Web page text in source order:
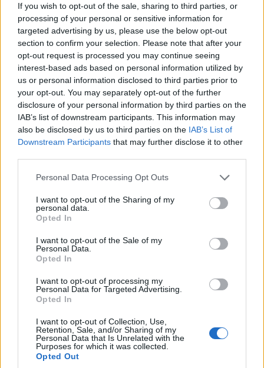
If you wish to opt-out of the sale, sharing to third parties, or
processing of your personal or sensitive information for
targeted advertising by us, please use the below opt-out
section to confirm your selection. Please note that after your
opt-out request is processed you may continue seeing
interest-based ads based on personal information utilized by
us or personal information disclosed to third parties prior to
your opt-out. You may separately opt-out of the further
disclosure of your personal information by third parties on the
IAB’s list of downstream participants. This information may
also be disclosed by us to third parties on the IAB’s List of
Downstream Participants that may further disclose it to other
Please note that this website/app uses one or more Google
not limited to your visit or usage behaviour. You may click to
grant or deny consent to Google and its third-party tags to
use your data for below specified purposes in below Google
consent section.
Personal Data Processing Opt Outs
I want to opt-out of the Sharing of my
personal data.
Opted In
I want to opt-out of the Sale of my
Personal Data.
Opted In
I want to opt-out of processing my
Personal Data for Targeted Advertising.
Opted In
I want to opt-out of Collection, Use,
Retention, Sale, and/or Sharing of my
Personal Data that Is Unrelated with the
Purposes for which it was collected.
Opted Out
F-16 έκανε αναγκαστική προσγείωση στη
Ζάκυνθο λόγω μηχανικής βλάβης
9/07/2026 - 3:02μμ
ΑΜΥΝΑ
F-35: Επιστολή Ρεπουμπλικάνου βουλευτή στον
Ντόναλντ Τραμπ για να μπλοκαριστεί η πώληση
των μαχητικών στην Τουρκία